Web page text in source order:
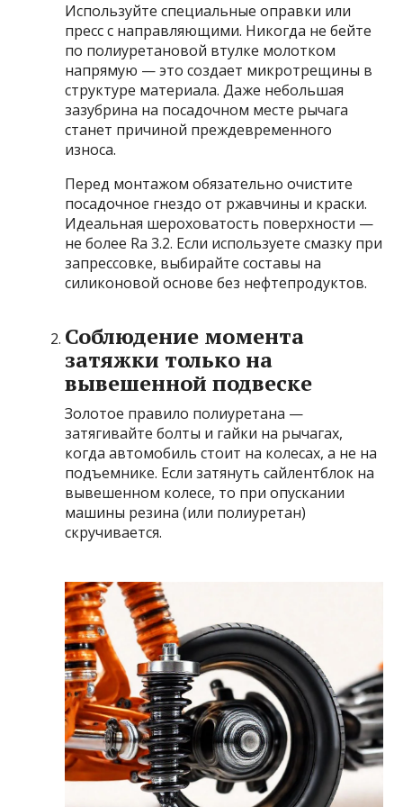
Используйте специальные оправки или
пресс с направляющими. Никогда не бейте
по полиуретановой втулке молотком
напрямую — это создает микротрещины в
структуре материала. Даже небольшая
зазубрина на посадочном месте рычага
станет причиной преждевременного
износа.
Перед монтажом обязательно очистите
посадочное гнездо от ржавчины и краски.
Идеальная шероховатость поверхности —
не более Ra 3.2. Если используете смазку при
запрессовке, выбирайте составы на
силиконовой основе без нефтепродуктов.
Соблюдение момента
затяжки только на
вывешенной подвеске
Золотое правило полиуретана —
затягивайте болты и гайки на рычагах,
когда автомобиль стоит на колесах, а не на
подъемнике. Если затянуть сайлентблок на
вывешенном колесе, то при опускании
машины резина (или полиуретан)
скручивается.